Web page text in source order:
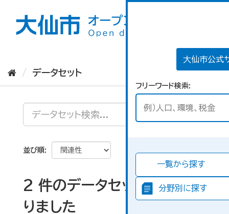
大仙市公式
フリーワード検索
一覧から探す
分野別に探す
データセット
並び順
2 件のデータセットが見つか
りました